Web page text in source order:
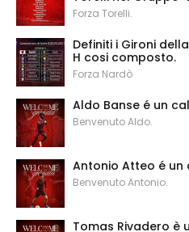
Forza Torelli.
Definiti i Gironi
H cosi composto.
Forza Nardò
Aldo Banse é un
Benvenuto Aldo.
Antonio Atteo é un
Benvenuto Antonio.
Tomas Rivadero è